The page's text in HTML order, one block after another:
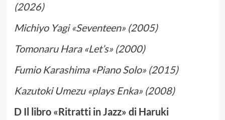
(2026)
Michiyo Yagi «Seventeen» (2005)
Tomonaru Hara «Let’s» (2000)
Fumio Karashima «Piano Solo» (2015)
Kazutoki Umezu «plays Enka» (2008)
D Il libro «Ritratti in Jazz» di Haruki